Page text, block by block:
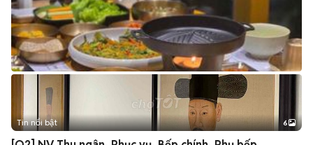
+2
Tin nổi bật 6